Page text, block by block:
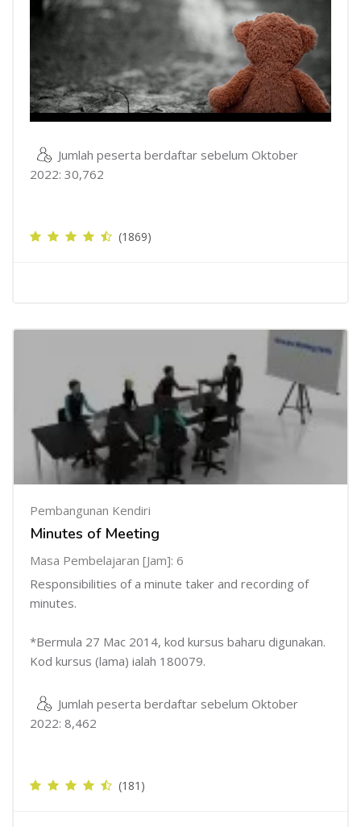
Jumlah peserta berdaftar sebelum Oktober
2022: 30,762
(1869)
Pembangunan Kendiri
Minutes of Meeting
Masa Pembelajaran [Jam]: 6
Responsibilities of a minute taker and recording of
minutes.
*Bermula 27 Mac 2014, kod kursus baharu digunakan.
Kod kursus (lama) ialah 180079.
Jumlah peserta berdaftar sebelum Oktober
2022: 8,462
(181)